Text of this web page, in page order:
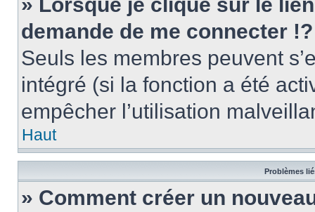
demande de me connecter !?
Seuls les membres peuvent
intégré (si la fonction a été
empêcher l’utilisation
Haut
Problèmes
» Comment créer un